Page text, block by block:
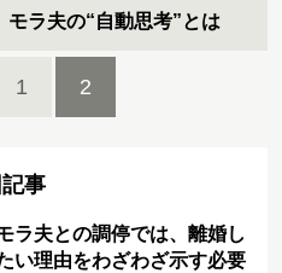
モラ夫の“自動思考”とは
1 2
事
ラ夫との調停では、離婚し
い理由をわざわざ示す必要